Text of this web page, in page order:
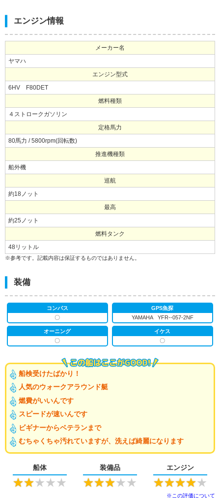
エンジン情報
メーカー名
ヤマハ
エンジン型式
6HV F80DET
燃料種類
４ストロークガソリン
定格馬力
80馬力 / 5800rpm(回転数)
推進機種類
船外機
巡航
約18ノット
最高
約25ノット
燃料タンク
48リットル
※参考です。記載内容は保証するものではありません。
装備
コンパス
〇
GPS魚探
YAMAHA YFR--057-2NF
オーニング
〇
イケス
〇
船検受けたばかり！
人気のウォークアラウンド艇
燃費がいいんです
スピードが速いんです
ビギナーからベテランまで
むちゃくちゃ汚れていますが、洗えば綺麗になります
船体
★★★★★
装備品
★★★★★
エンジン
★★★★★
※この評価について